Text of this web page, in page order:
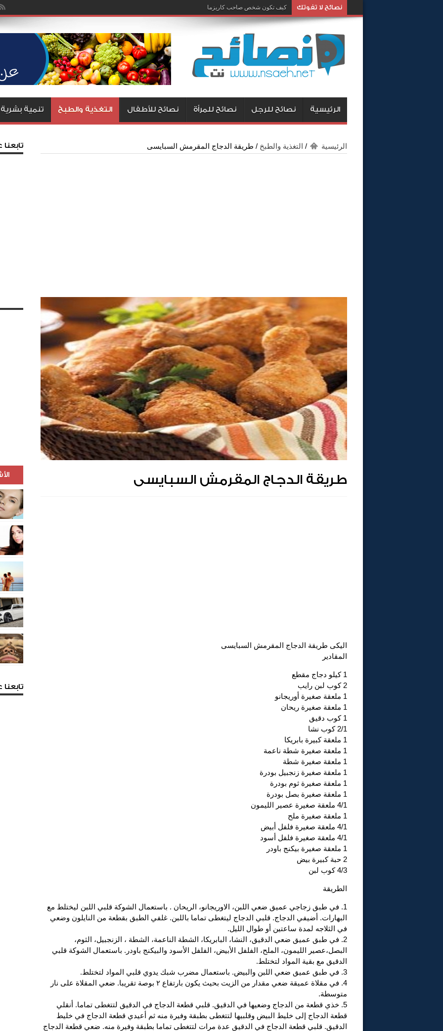
نصائح لا تفوتك كيف تكون شخص صاحب كاريزما
كيف تغيرين رأي زوجك وتجعليه يوافق على طلباتك .. طرق مجربة وناجحة
الرئيسية نصائح للرجل نصائح للمرأة نصائح للأطفال التغذية والطبخ تنمية بشرية
الرئيسية / التغذية والطبخ / طريقة الدجاج المقرمش السبايسى
طريقة الدجاج المقرمش السبايسى
اليكى طريقة الدجاج المقرمش السبايسى
المقادير
1 كيلو دجاج مقطع
2 كوب لبن رايب
1 ملعقة صغيرة أوريجانو
1 ملعقة صغيرة ريحان
1 كوب دقيق
2/1 كوب نشا
1 ملعقة كبيرة بابريكا
1 ملعقة صغيرة شطة ناعمة
1 ملعقة صغيرة شطة
1 ملعقة صغيرة زنجبيل بودرة
1 ملعقة صغيرة ثوم بودرة
1 ملعقة صغيرة بصل بودرة
4/1 ملعقة صغيرة عصير الليمون
1 ملعقة صغيرة ملح
4/1 ملعقة صغيرة فلفل أبيض
4/1 ملعقة صغيرة فلفل أسود
1 ملعقة صغيرة بيكنج باودر
2 حبة كبيرة بيض
4/3 كوب لبن
الطريقة
1. في طبق زجاجي عميق ضعي اللبن، الاوريجانو، الريحان . باستعمال الشوكة قلبي اللبن ليختلط مع
البهارات. أضيفي الدجاج. قلبي الدجاج ليتغطى تماما باللبن. غلفي الطبق بقطعة من النايلون وضعي
في الثلاجه لمدة ساعتين أو طوال الليل.
2. في طبق عميق ضعي الدقيق، النشا، البابريكا، الشطة الناعمة، الشطة ، الزنجبيل، الثوم،
البصل،عصير الليمون، الملح، الفلفل الأبيض، الفلفل الأسود والبيكنج باودر. باستعمال الشوكة قلبي
الدقيق مع بقية المواد لتختلط.
3. في طبق عميق ضعي اللبن والبيض. باستعمال مضرب شبك يدوي قلبي المواد لتختلط.
4. في مقلاة عميقة ضعي مقدار من الزيت بحيث يكون بارتفاع ٢ بوصة تقريبا. ضعي المقلاة على نار
متوسطة.
5. خذي قطعة من الدجاج وضعيها في الدقيق. قلبي قطعة الدجاج في الدقيق لتتغطى تماما. أنقلي
قطعة الدجاج إلى خليط البيض وقلبيها لتتغطى بطبقة وفيرة منه ثم أعيدي قطعة الدجاج في خليط
الدقيق. قلبي قطعة الدجاج في الدقيق عدة مرات لتتغطى تماما بطبقة وفيرة منه. ضعي قطعة الدجاج